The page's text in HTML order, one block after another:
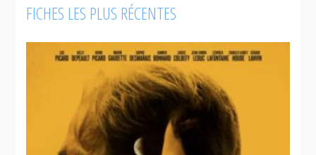
FICHES LES PLUS RÉCENTES